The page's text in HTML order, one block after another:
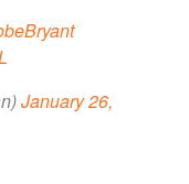
January 26,